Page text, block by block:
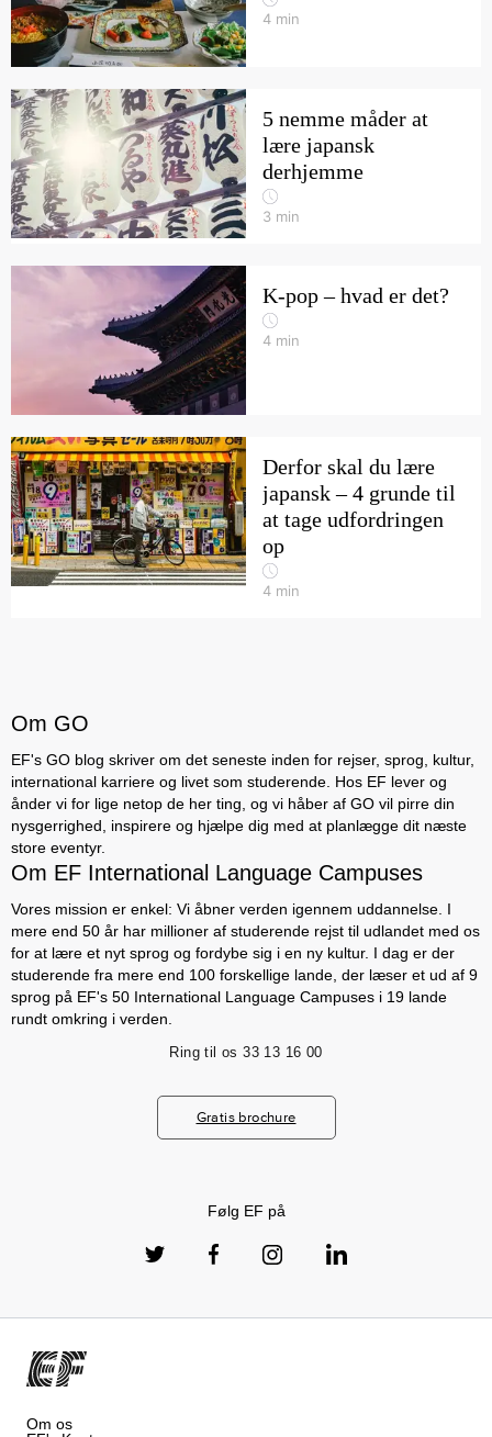
4 min
5 nemme måder at
lære japansk
derhjemme
3 min
K-pop – hvad er det?
4 min
Derfor skal du lære
japansk – 4 grunde til
at tage udfordringen
op
4 min
Om GO
EF's GO blog skriver om det seneste inden for rejser, sprog, kultur,
international karriere og livet som studerende. Hos EF lever og
ånder vi for lige netop de her ting, og vi håber af GO vil pirre din
nysgerrighed, inspirere og hjælpe dig med at planlægge dit næste
store eventyr.
Om EF International Language Campuses
Vores mission er enkel: Vi åbner verden igennem uddannelse. I
mere end 50 år har millioner af studerende rejst til udlandet med os
for at lære et nyt sprog og fordybe sig i en ny kultur. I dag er der
studerende fra mere end 100 forskellige lande, der læser et ud af 9
sprog på EF's 50 International Language Campuses i 19 lande
rundt omkring i verden.
Ring til os 33 13 16 00
Gratis brochure
Følg EF på
Om os